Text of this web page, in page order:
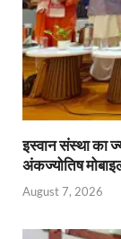
इस्वान संस्था का
अंकज्योतिष
August 7, 2026